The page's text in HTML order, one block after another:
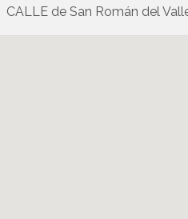
CALLE de San Román del